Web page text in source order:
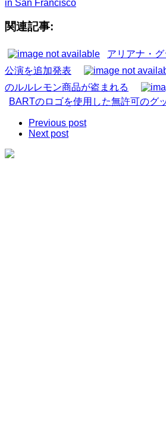
in San Francisco
関連記事:
アリアナ・
公演を追加発表
のルルレモン商品が盗まれる
BARTのロゴを使用した無許可のグ
Previous post
Next post